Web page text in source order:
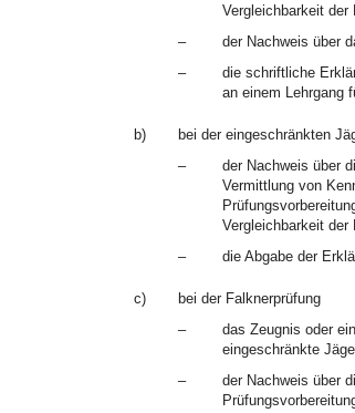
Vergleichbarkeit der
–
der Nachweis über
–
die schriftliche
an einem Lehrgang
b)
bei der eingeschränkten
–
der Nachweis über
Vermittlung von
Vergleichbarkeit der
–
die Abgabe der
c)
bei der Falknerprüfung
–
das Zeugnis oder
eingeschränkte
–
der Nachweis über